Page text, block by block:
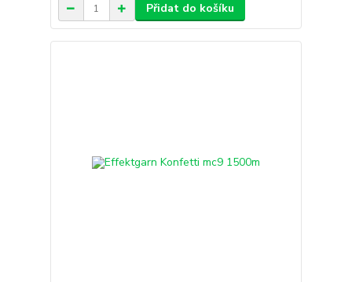
Přidat do košíku